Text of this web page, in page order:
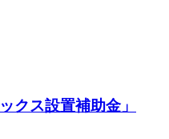
クス設置補助金」